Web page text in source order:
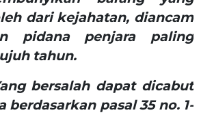
dari kejahatan, diancam
pidana penjara paling
tahun.
bersalah dapat dicabut
berdasarkan pasal 35 no. 1-